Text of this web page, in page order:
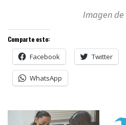
Imagen de
Comparte esto:
Facebook Twitter
WhatsApp